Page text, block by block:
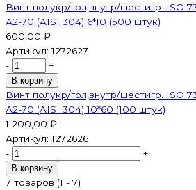
Винт полукр/гол,внутр/шестигр. ISO
А2-70 (AISI 304) 6*10 (500 штук)
600,00 ₽
Артикул:1272627
-
+
В корзину
Винт полукр/гол,внутр/шестигр. ISO
А2-70 (AISI 304) 10*60 (100 штук)
1 200,00 ₽
Артикул:1272626
-
+
В корзину
7 товаров (1 - 7)